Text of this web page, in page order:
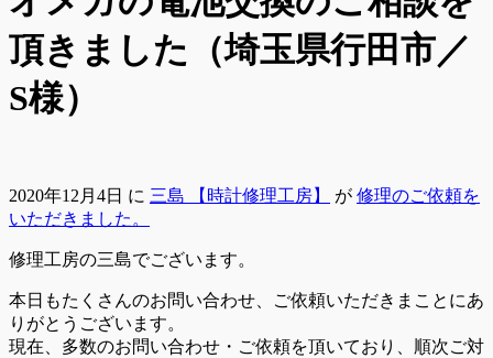
頂きました（埼玉県行田市／
S様）
2020年12月4日 に 三島 【時計修理工房】 が 修理のご依頼を
いただきました。
修理工房の三島でございます。
本日もたくさんのお問い合わせ、ご依頼いただきまことにあ
りがとうございます。
現在、多数のお問い合わせ・ご依頼を頂いており、順次ご対